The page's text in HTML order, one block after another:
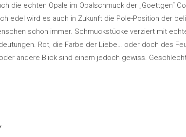
die echten Opale im Opalschmuck der „Goettgen“
edel wird es auch in Zukunft die Pole-Position der
schon immer. Schmuckstücke verziert mit
Rot, die Farbe der Liebe… oder doch des
andere Blick sind einem jedoch gewiss.